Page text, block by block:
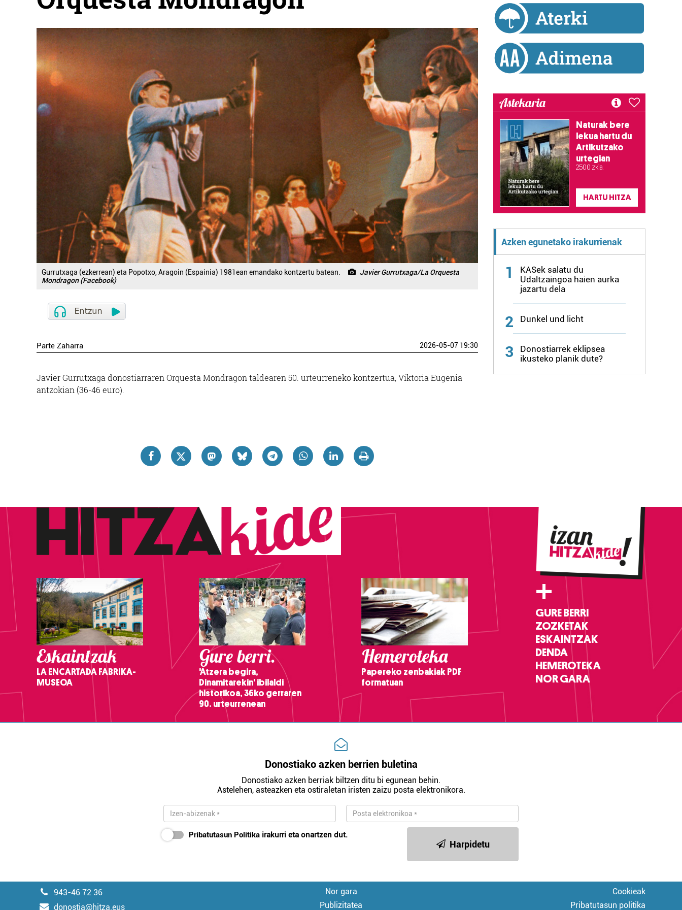
Gurrutxaga (ezkerrean) eta Popotxo, Aragoin (Espainia) 1981ean emandako kontzertu batean.
Javier Gurrutxaga/La Orquesta
Mondragon (Facebook)
Parte Zaharra 2026-05-07 19:30
Javier Gurrutxaga donostiarraren Orquesta Mondragon taldearen 50. urteurreneko kontzertua, Viktoria Eugenia
antzokian (36-46 euro).
Astekaria
Naturak bere
lekua hartu du
Artikutzako
urtegian
2.500 zkia.
HARTU HITZA
Azken egunetako irakurrienak
1
KASek salatu du
Udaltzaingoa haien aurka
jazartu dela
2 Dunkel und licht
3
Donostiarrek eklipsea
ikusteko planik dute?
Eskaintzak
LA ENCARTADA FABRIKA-
MUSEOA
Gure berri.
'Atzera begira,
Dinamitarekin' ibilaldi
historikoa, 36ko gerraren
90. urteurrenean
Hemeroteka
Papereko zenbakiak PDF
formatuan
+
GURE BERRI
ZOZKETAK
ESKAINTZAK
DENDA
HEMEROTEKA
NOR GARA
Donostiako azken berrien buletina
Donostiako azken berriak biltzen ditu bi egunean behin.
Astelehen, asteazken eta ostiraletan iristen zaizu posta elektronikora.
Pribatutasun Politika irakurri eta onartzen dut.
Harpidetu
943-46 72 36
donostia@hitza.eus
Nor gara
Publizitatea
Cookieak
Pribatutasun politika